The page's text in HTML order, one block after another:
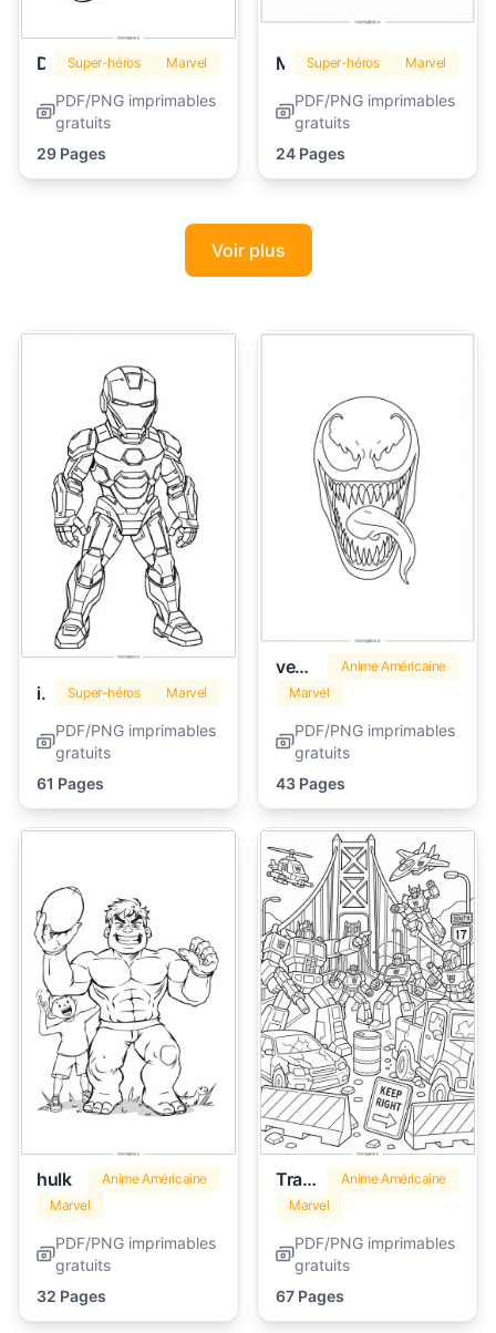
Super-héros Marvel
PDF/PNG imprimables
gratuits
29 Pages
Super-héros Marvel
PDF/PNG imprimables
gratuits
24 Pages
Voir plus
iron man Super-héros Marvel
PDF/PNG imprimables
gratuits
61 Pages
venom
Anime Américaine
Marvel
PDF/PNG imprimables
gratuits
43 Pages
hulk
Anime Américaine
Marvel
PDF/PNG imprimables
gratuits
32 Pages
Transformers
Anime Américaine
Marvel
PDF/PNG imprimables
gratuits
67 Pages